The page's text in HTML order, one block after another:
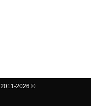
2011-2026 ©